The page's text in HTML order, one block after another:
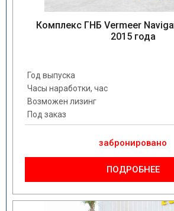
Комплекс ГНБ Vermeer
2015 года
Год выпуска
Часы наработки, час
Возможен лизинг
Под заказ
забронировано
ПОДРОБНЕЕ